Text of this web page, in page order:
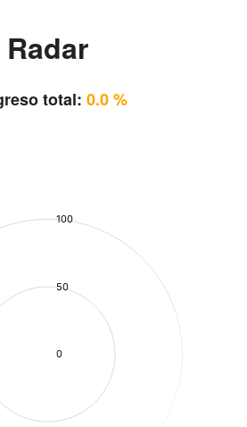
Radar
total: 0.0 %